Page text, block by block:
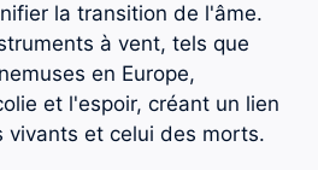
la transition de l'âme.
à vent, tels que
en Europe,
et l'espoir, créant un lien
vivants et celui des morts.